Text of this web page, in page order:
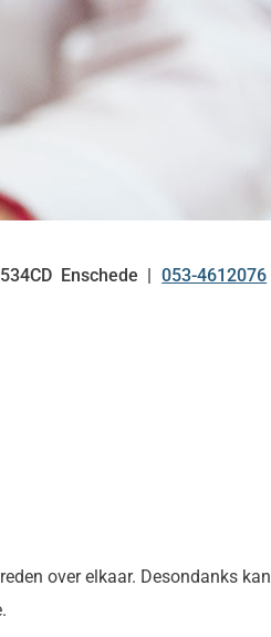
Enschede Tel:
053-4612076
over elkaar. Desondanks kan